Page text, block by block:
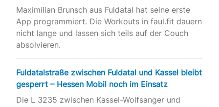
Maximilian Brunsch aus Fuldatal hat seine erste
App programmiert. Die Workouts in faul.fit dauern
nicht lange und lassen sich teils auf der Couch
absolvieren.
Fuldatalstraße zwischen Fuldatal und Kassel bleibt
gesperrt – Hessen Mobil noch im Einsatz
Die L 3235 zwischen Kassel-Wolfsanger und